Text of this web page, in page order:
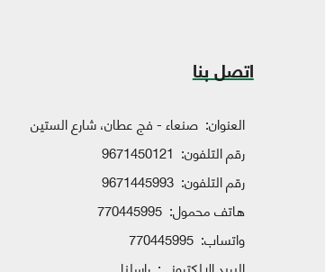
اتصل بنا
العنوان: صنعاء - فج عطان، شارع الستين
رقم التلفون: 9671450121
رقم التلفون: 9671445993
هاتف محمول: 770445995
واتساب: 770445995